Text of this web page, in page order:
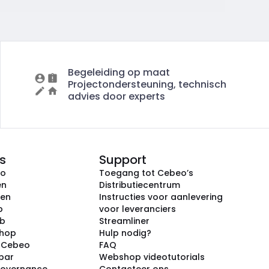
Begeleiding op maat
Projectondersteuning, technisch
advies door experts
Support
Toegang tot Cebeo’s
Distributiecentrum
Instructies voor aanlevering
voor leveranciers
Streamliner
Hulp nodig?
FAQ
Webshop videotutorials